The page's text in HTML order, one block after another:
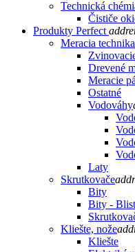
Technická
Čističe
Produkty Perfect add
Meracia technika
Drevené
Meracie
Ostatné
Vodováhy
Laty
Skrutkovačeadd
Bity
Bity -
Kliešte, nožeadd
Kliešte